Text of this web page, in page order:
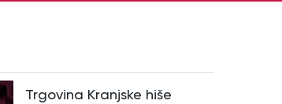
Trgovina Kranjske hiše